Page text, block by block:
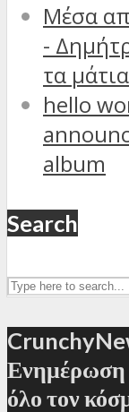
Μέσα
-
τα
hello
album
Search
Ενημέρωση
όλο τον